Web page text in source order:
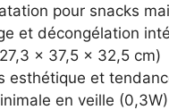
pour snacks
et décongélation
x 37,5 x 32,5 cm)
esthétique et
en veille (0,3W)